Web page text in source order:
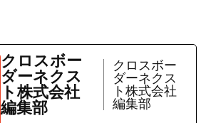
クロスボー
ダーネクス
ト株式会社
編集部
クロスボー
ダーネクス
ト株式会社
編集部